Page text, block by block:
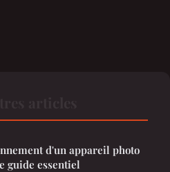
d'un appareil photo
guide essentiel